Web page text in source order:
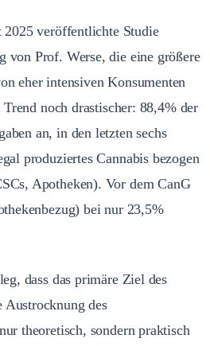
2025 veröffentlichte Studie
von Prof. Werse, die eine größere
eher intensiven Konsumenten
noch drastischer: 88,4% der
an, in den letzten sechs
produziertes Cannabis bezogen
Apotheken). Vor dem CanG
bei nur 23,5%
dass das primäre Ziel des
des
theoretisch, sondern praktisch